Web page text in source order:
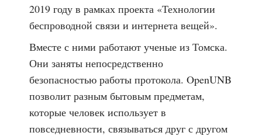
2019 году в рамках проекта «Технологии
беспроводной связи и интернета вещей».
Вместе с ними работают ученые из Томска.
Они заняты непосредственно
безопасностью работы протокола. OpenUNB
позволит разным бытовым предметам,
которые человек использует в
повседневности, связываться друг с другом